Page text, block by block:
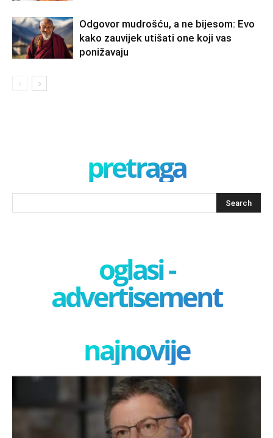
Odgovor mudrošću, a ne bijesom: Evo
kako zauvijek utišati one koji vas
ponižavaju
pretraga
oglasi -
advertisement
najnovije